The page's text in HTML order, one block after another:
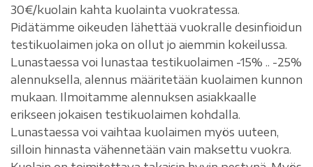
30€/kuolain kahta kuolainta vuokratessa.
Pidätämme oikeuden lähettää vuokralle desinfioidun
testikuolaimen joka on ollut jo aiemmin kokeilussa.
Lunastaessa voi lunastaa testikuolaimen -15% .. -25%
alennuksella, alennus määritetään kuolaimen kunnon
mukaan. Ilmoitamme alennuksen asiakkaalle
erikseen jokaisen testikuolaimen kohdalla.
Lunastaessa voi vaihtaa kuolaimen myös uuteen,
silloin hinnasta vähennetään vain maksettu vuokra.